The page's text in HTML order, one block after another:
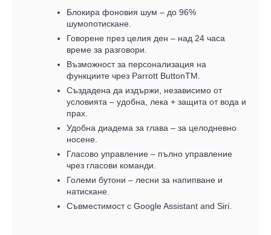
Блокира фоновия шум – до 96%
шумопотискане.
Говорене през целия ден – над 24 часа
време за разговори.
Възможност за персонализация на
функциите чрез Parrott ButtonTM.
Създадена да издържи, независимо от
условията – удобна, лека + защита от вода и
прах.
Удобна диадема за глава – за целодневно
носене.
Гласово управление – пълно управление
чрез гласови команди.
Големи бутони – лесни за напипване и
натискане.
Съвместимост с Google Assistant and Siri.